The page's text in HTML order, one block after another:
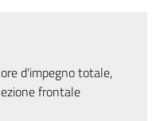
d'impegno totale,
frontale